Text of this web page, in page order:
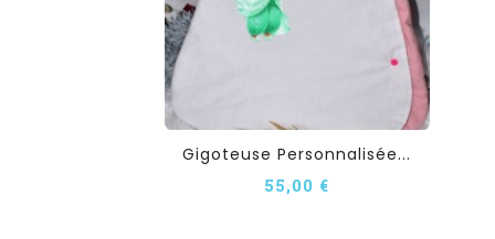
Gigoteuse Personnalisée...
55,00 €